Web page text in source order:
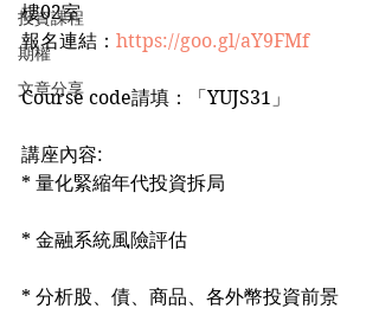
投資課程
期權
文章分享
樓02室
報名連結： https://goo.gl/aY9FMf
Course code請填：「YUJS31」
講座內容:
* 量化緊縮年代投資拆局
* 金融系統風險評估
* 分析股、債、商品、各外幣投資前景